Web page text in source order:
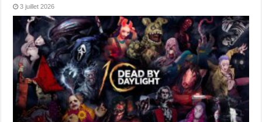
3 juillet 2026